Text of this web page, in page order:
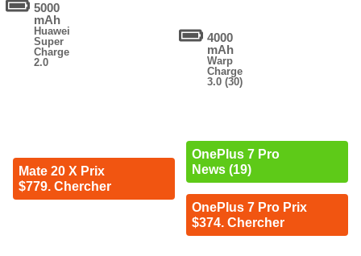
5000
mAh
Huawei
Super
Charge
2.0
Mate 20 X Prix
$779. Chercher
4000
mAh
Warp
Charge
3.0 (30)
OnePlus 7 Pro
News (19)
OnePlus 7 Pro Prix
$374. Chercher